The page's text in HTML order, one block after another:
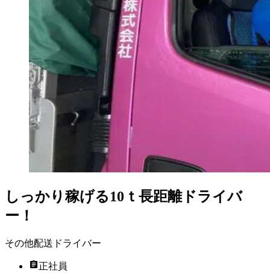
しっかり稼げる10ｔ長距離ドライバ
ー！
その他配送ドライバー
正社員